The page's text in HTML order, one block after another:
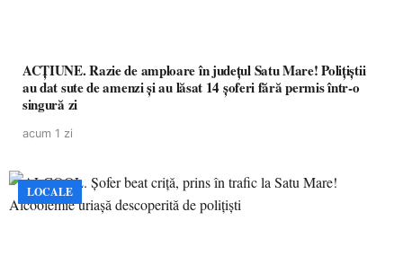
ACȚIUNE. Razie de amploare în județul Satu Mare! Polițiștii
au dat sute de amenzi și au lăsat 14 șoferi fără permis într-o
singură zi
acum 1 zi
LOCALE